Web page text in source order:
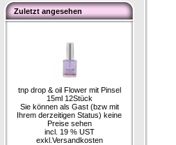
Zuletzt angesehen
tnp drop & oil Flower mit Pinsel
15ml 12Stück
Sie können als Gast (bzw mit
Ihrem derzeitigen Status) keine
Preise sehen
incl. 19 % UST
exkl. Versandkosten